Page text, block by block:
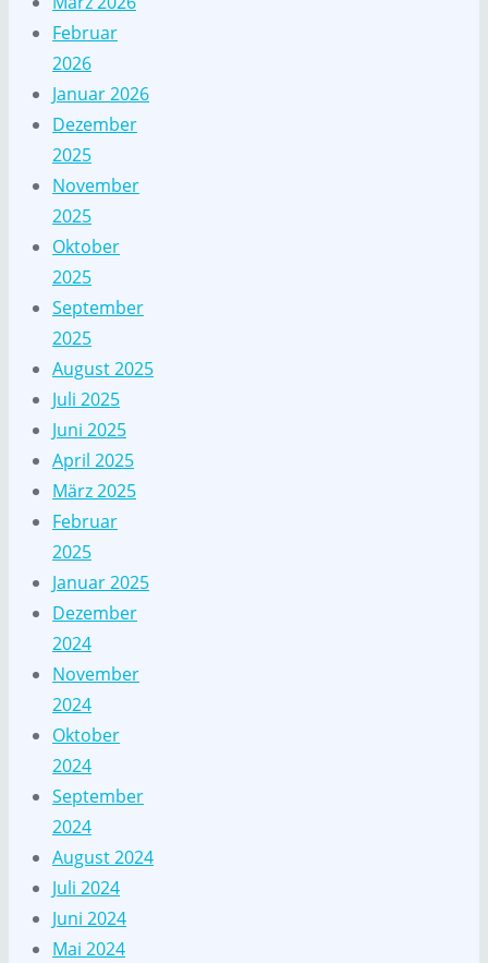
Februar
2026
Januar 2026
Dezember
2025
November
2025
Oktober
2025
September
2025
August 2025
Juli 2025
Juni 2025
April 2025
März 2025
Februar
2025
Januar 2025
Dezember
2024
November
2024
Oktober
2024
September
2024
August 2024
Juli 2024
Juni 2024
Mai 2024